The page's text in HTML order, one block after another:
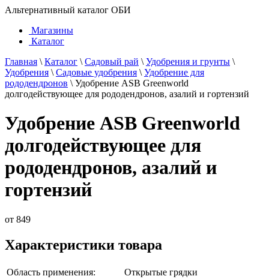
Альтернативный каталог ОБИ
Магазины
Каталог
Главная \ Каталог \ Садовый рай \ Удобрения и грунты \
Удобрения \ Садовые удобрения \ Удобрение для
рододендронов \ Удобрение ASB Greenworld
долгодействующее для рододендронов, азалий и гортензий
Удобрение ASB Greenworld
долгодействующее для
рододендронов, азалий и
гортензий
от 849
Характеристики товара
Область применения:
Открытые грядки